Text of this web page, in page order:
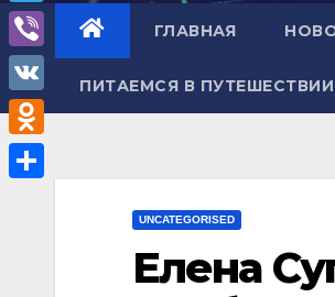
ГЛАВНАЯ
ПИТАЕМСЯ В ПУТЕШЕСТВИИ
UNCATEGORISED
Елена
h
a
A
T
e
l
e
g
V
i
b
e
V
K
O